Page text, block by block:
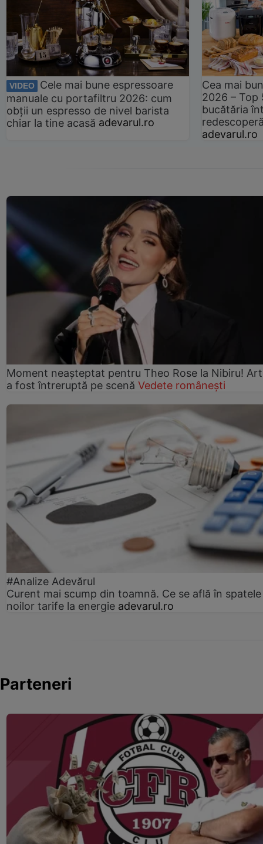
VIDEO
Cele mai bune espressoare
manuale cu portafiltru 2026: cum
obții un espresso de nivel barista
chiar la tine acasă adevarul.ro
Cea mai
2026 –
bucătăria
adevarul.ro
Moment neașteptat pentru Theo Rose la Nibiru!
a fost întreruptă pe scenă Vedete românești
#Analize Adevărul
Curent mai scump din toamnă. Ce se află în spatele
noilor tarife la energie adevarul.ro
Parteneri